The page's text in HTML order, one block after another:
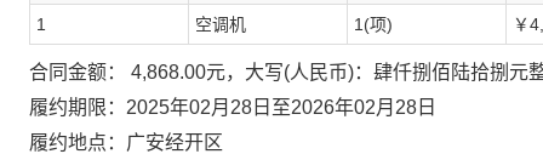
1 空调机 1(项) ￥
合同金额： 4,868.00元，大写(人民币)：肆仟捌佰陆拾捌元
履约期限：2025年02月28日至2026年02月28日
履约地点：广安经开区